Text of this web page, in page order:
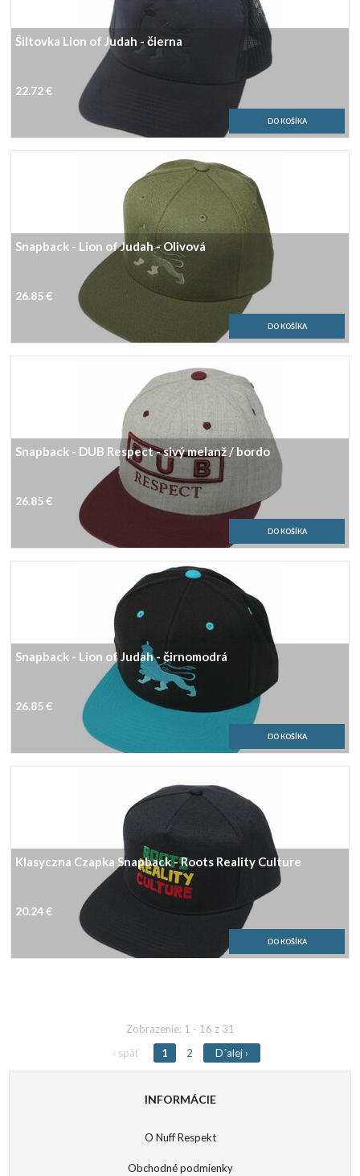
Šiltovka Lion of Judah - čierna
22.72 €
Snapback - Lion of Judah - Olivová
26.85 €
Snapback - DUB Respect - sivý melanž / bordo
26.85 €
Snapback - Lion of Judah - čirnomodrá
26.85 €
Klasyczna Czapka Snapback - Roots Reality Culture
20.24 €
Zobrazenie: 1 - 16 z 31
‹ späť
1 2 D´alej ›
INFORMÁCIE
O Nuff Respekt
Obchodné podmienky